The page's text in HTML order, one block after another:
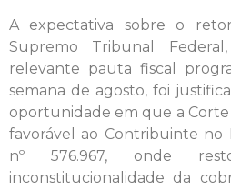
A expectativa sobre o
Supremo Tribunal
relevante pauta fiscal
semana de agosto, foi
oportunidade em que a
favorável ao Contribuinte no
nº 576.967, onde
inconstitucionalidade da